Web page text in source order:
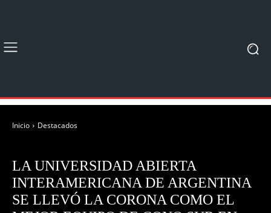
Inicio Destacados
LA UNIVERSIDAD ABIERTA
INTERAMERICANA DE ARGENTINA
SE LLEVÓ LA CORONA COMO EL